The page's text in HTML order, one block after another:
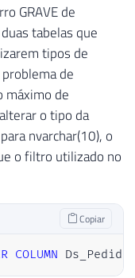
GRAVE de
tabelas que
tipos de
de
máximo de
o tipo da
nvarchar(10), o
o filtro utilizado no
Copiar
COLUMN